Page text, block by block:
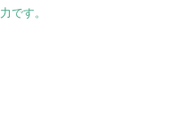
です。